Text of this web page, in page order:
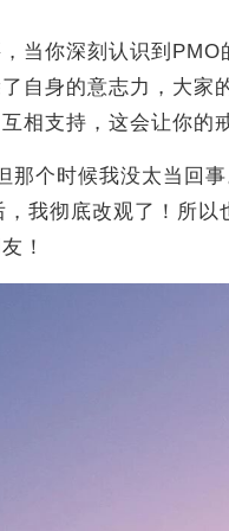
当你深刻认识到PMO
自身的意志力，大家
相支持，这会让你的
那个时候我没太当回
我彻底改观了！所以
！